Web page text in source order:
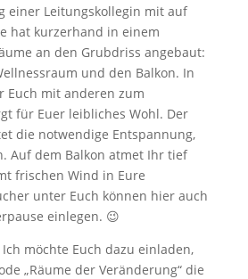
einer Leitungskollegin mit auf
hat kurzerhand in einem
an den Grubdriss angebaut:
und den Balkon. In
Euch mit anderen zum
für Euer leibliches Wohl. Der
die notwendige Entspannung,
Auf dem Balkon atmet Ihr tief
frischen Wind in Eure
unter Euch können hier auch
einlegen. 😉
möchte Euch dazu einladen,
„Räume der Veränderung“ die